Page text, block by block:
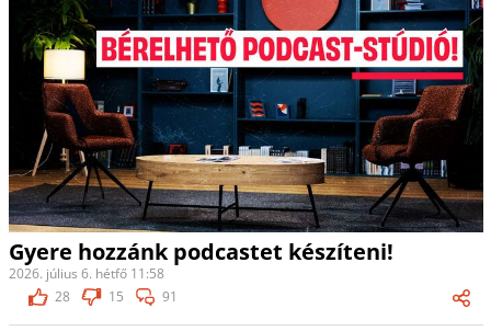
Gyere hozzánk podcastet készíteni!
2026. július 6. hétfő 11:58
28
15 91